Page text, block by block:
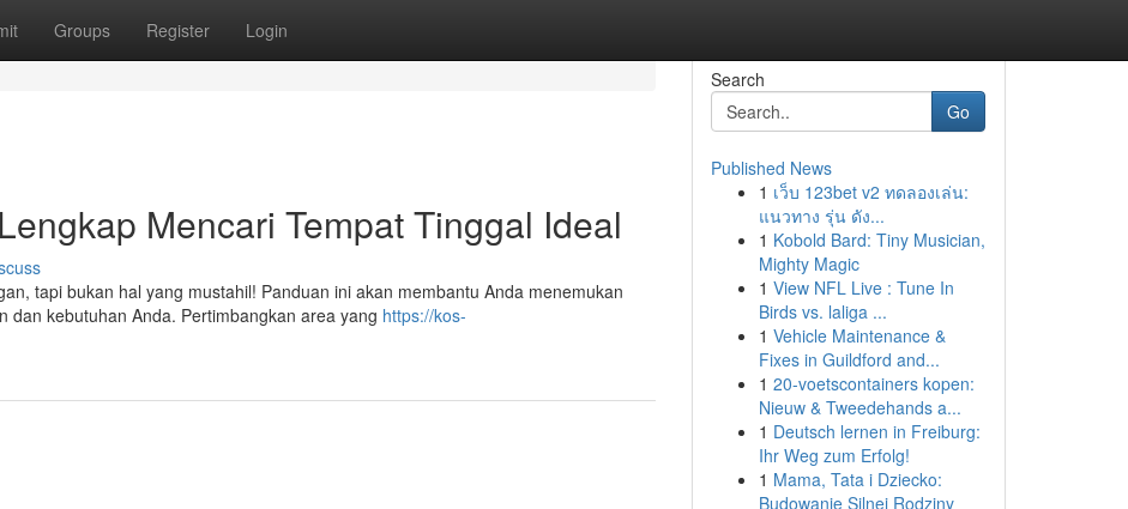
Groups Register Login
Mencari Tempat Tinggal Ideal
tapi bukan hal yang mustahil! Panduan ini akan membantu Anda menemukan
kebutuhan Anda. Pertimbangkan area yang https://kos-
Search
Go
Published News
1 เว็บ 123bet v2 ทดลองเล่น:
แนวทาง รุ่น ดัง...
1 Kobold Bard: Tiny Musician,
Mighty Magic
1 View NFL Live : Tune In
Birds vs. laliga ...
1 Vehicle Maintenance &
Fixes in Guildford and...
1 20-voetscontainers kopen:
Nieuw & Tweedehands a...
1 Deutsch lernen in Freiburg:
Ihr Weg zum Erfolg!
1 Mama, Tata i Dziecko:
Budowanie Silnej Rodziny